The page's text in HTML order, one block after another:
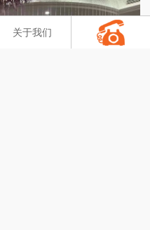
关于我们